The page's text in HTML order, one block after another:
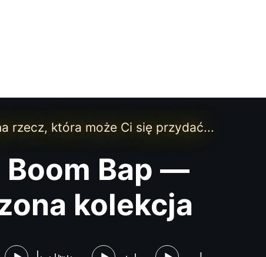
rzecz, która może Ci się przydać...
Bap —
kolekcja